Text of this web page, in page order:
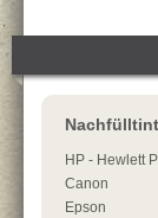
HP - Hewlett
Canon
Epson